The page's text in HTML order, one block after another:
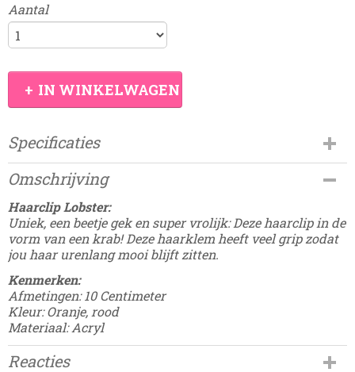
Aantal
IN WINKELWAGEN
Specificaties
Productcode
Damesdingetjes-153
EAN code
8785326246845
Omschrijving
Haarclip Lobster:
Uniek, een beetje gek en super vrolijk: Deze haarclip in de
vorm van een krab! Deze haarklem heeft veel grip zodat
jou haar urenlang mooi blijft zitten.
Kenmerken:
Afmetingen: 10 Centimeter
Kleur: Oranje, rood
Materiaal: Acryl
Reacties